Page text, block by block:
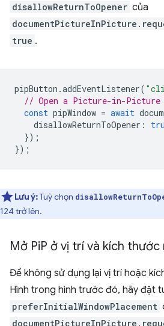
disallowReturnToOpener của
true .
pipButton .addEventListener(
// Open a Picture-in-Picture
const pipWindow = await
disallowReturnToOpener :
});
});
Lưu ý:Tuỳ chọn
124 trở lên.
Mở PiP ở vị trí và kích thước
Để không sử dụng lại vị trí hoặc
Hình trong hình trước đó, hãy đặt
preferInitialWindowPlacement